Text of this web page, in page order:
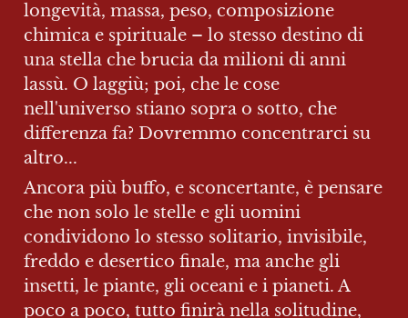
longevità, massa, peso, composizione
chimica e spirituale – lo stesso destino di
una stella che brucia da milioni di anni
lassù. O laggiù; poi, che le cose
nell'universo stiano sopra o sotto, che
differenza fa? Dovremmo concentrarci su
altro...
Ancora più buffo, e sconcertante, è pensare
che non solo le stelle e gli uomini
condividono lo stesso solitario, invisibile,
freddo e desertico finale, ma anche gli
insetti, le piante, gli oceani e i pianeti. A
poco a poco, tutto finirà nella solitudine,